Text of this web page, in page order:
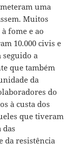
uma
Muitos
fome e ao
10.000 civis e
a
que também
da
do
à custa dos
que tiveram
da resistência